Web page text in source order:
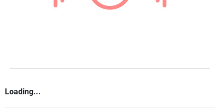
Loading...